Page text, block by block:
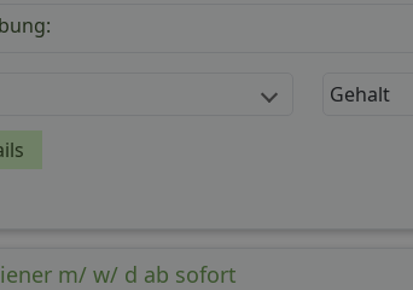
Gehalt
m/ w/ d ab sofort